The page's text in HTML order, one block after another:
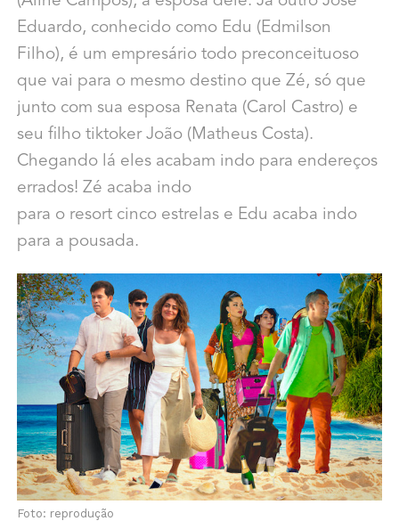
Eduardo, conhecido como Edu (Edmilson
Filho), é um empresário todo preconceituoso
que vai para o mesmo destino que Zé, só que
junto com sua esposa Renata (Carol Castro) e
seu filho tiktoker João (Matheus Costa).
Chegando lá eles acabam indo para endereços
errados! Zé acaba indo
para o resort cinco estrelas e Edu acaba indo
para a pousada.
Foto: reprodução